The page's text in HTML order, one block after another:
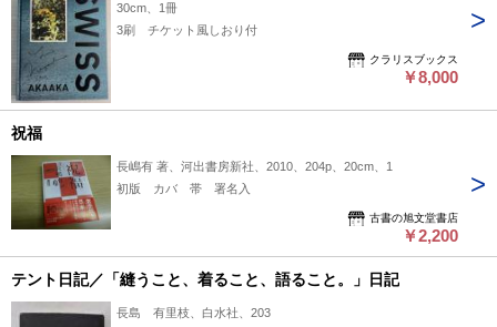
30cm、1冊
3刷 チケット風しおり付
クラリスブックス
￥8,000
祝福
長嶋有 著、河出書房新社、2010、204p、20cm、1
初版 カバ 帯 署名入
古書の旭文堂書店
￥2,200
テント日記／「縫うこと、着ること、語ること。」日記
長島 有里枝、白水社、203